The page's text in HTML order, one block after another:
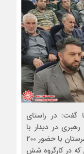
گفت: در راستای
در دیدار با
نخبگان، اجلاسیه مجمع بسیجیان شهرستان با حضور 200
که در کارگروه شش